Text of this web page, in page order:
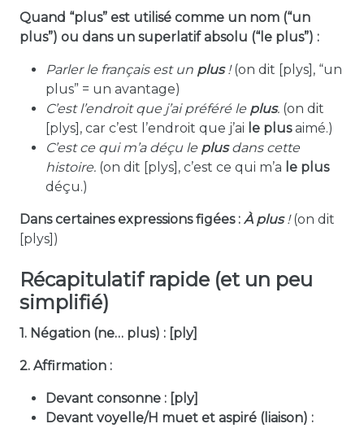
Quand “plus” est utilisé comme un nom (“un
plus”) ou dans un superlatif absolu (“le plus”) :
Parler le français est un plus!(on dit [plys], “un
plus” = un avantage)
C’est l’endroit que j’ai préféré le plus. (on dit
[plys], car c’est l’endroit que j’ai le plusaimé.)
C’est ce qui m’a déçu le plusdans cette
histoire. (on dit [plys], c’est ce qui m’a le plus
déçu.)
Dans certaines expressions figées : Àplus!(on dit
[plys])
Récapitulatif rapide (et un peu
simplifié)
1. Négation (ne… plus) : [ply]
2. Affirmation :
Devant consonne : [ply]
Devant voyelle/H muet et aspiré (liaison) :